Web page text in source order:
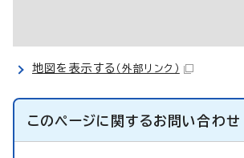
地図を表示する （外部リンク）
このページに関するお問い合わせ